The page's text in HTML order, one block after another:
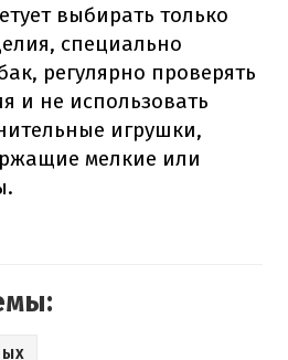
выбирать только
специально
регулярно проверять
и не использовать
игрушки,
мелкие или